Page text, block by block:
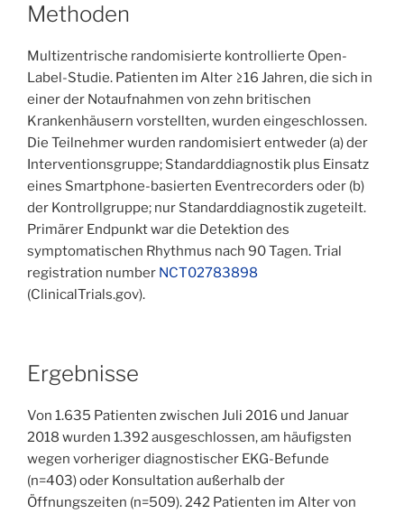
Methoden
Multizentrische randomisierte kontrollierte Open-
Label-Studie. Patienten im Alter ≥16 Jahren, die sich in
einer der Notaufnahmen von zehn britischen
Krankenhäusern vorstellten, wurden eingeschlossen.
Die Teilnehmer wurden randomisiert entweder (a) der
Interventionsgruppe; Standarddiagnostik plus Einsatz
eines Smartphone-basierten Eventrecorders oder (b)
der Kontrollgruppe; nur Standarddiagnostik zugeteilt.
Primärer Endpunkt war die Detektion des
symptomatischen Rhythmus nach 90 Tagen. Trial
registration number NCT02783898
(ClinicalTrials.gov).
Ergebnisse
Von 1.635 Patienten zwischen Juli 2016 und Januar
2018 wurden 1.392 ausgeschlossen, am häufigsten
wegen vorheriger diagnostischer EKG-Befunde
(n=403) oder Konsultation außerhalb der
Öffnungszeiten (n=509). 242 Patienten im Alter von